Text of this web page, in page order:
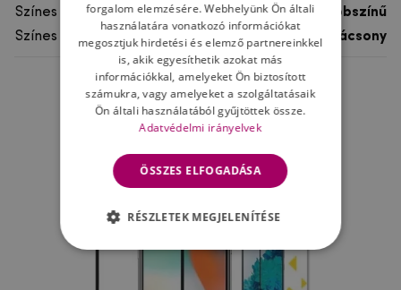
Színes
többszínű
Színes motívum
Karácsony
Ne felejtsd el
forgalom elemzésére. Webhelyünk Ön általi
használatára vonatkozó információkat
megosztjuk hirdetési és elemző partnereinkkel
is, akik egyesíthetik azokat más
információkkal, amelyeket Ön biztosított
számukra, vagy amelyeket a szolgáltatásaik
Ön általi használatából gyűjtöttek össze.
Adatvédelmi irányelvek
ÖSSZES ELFOGADÁSA
RÉSZLETEK MEGJELENÍTÉSE